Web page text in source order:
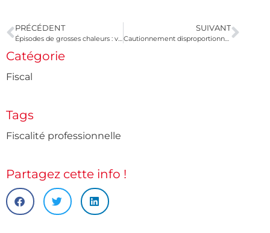
PRÉCÉDENT
Épisodes de grosses chaleurs : vos salariés doivent être protégés !
SUIVANT
Cautionnement disproportionné : les biens du conjoint doivent-ils être pris en compte ?
Catégorie
Fiscal
Tags
Fiscalité professionnelle
Partagez cette info !